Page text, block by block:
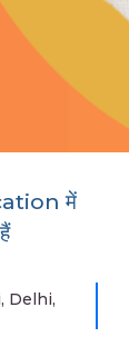
में
Delhi,